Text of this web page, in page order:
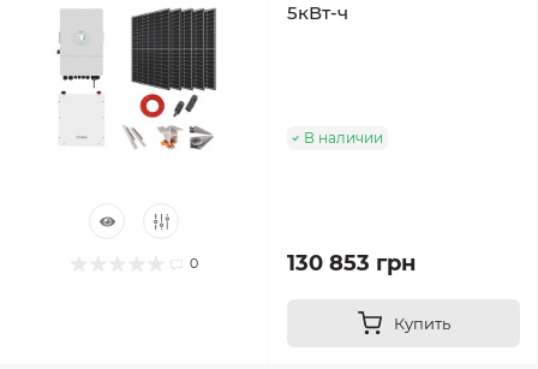
0
5кВт-ч
В наличии
130 853 грн
Купить